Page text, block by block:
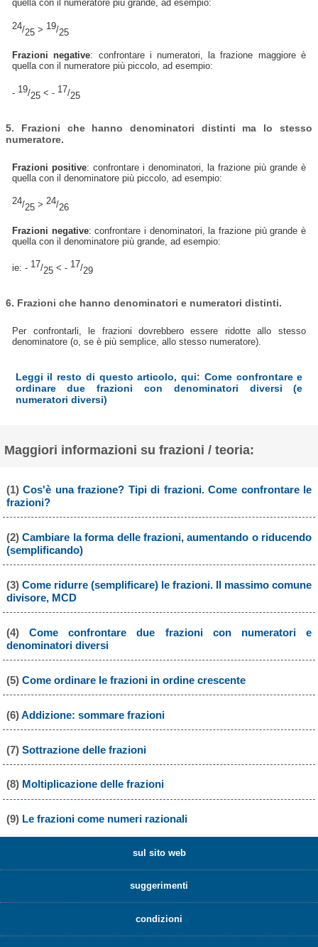
quella con il numeratore più grande, ad esempio:
24/25 > 19/25
Frazioni negative: confrontare i numeratori, la frazione maggiore è
quella con il numeratore più piccolo, ad esempio:
- 19/25 < - 17/25
5. Frazioni che hanno denominatori distinti ma lo stesso
numeratore.
Frazioni positive: confrontare i denominatori, la frazione più grande è
quella con il denominatore più piccolo, ad esempio:
24/25 >24/26
Frazioni negative: confrontare i denominatori, la frazione più grande è
quella con il denominatore più grande, ad esempio:
ie: - 17/25 < - 17/29
6. Frazioni che hanno denominatori e numeratori distinti.
Per confrontarli, le frazioni dovrebbero essere ridotte allo stesso
denominatore (o, se è più semplice, allo stesso numeratore).
Leggi il resto di questo articolo, qui: Come confrontare e
ordinare due frazioni con denominatori diversi (e
numeratori diversi)
Maggiori informazioni su frazioni / teoria:
(1)Cos'è una frazione? Tipi di frazioni. Come confrontare le
frazioni?
(2)Cambiare la forma delle frazioni, aumentando o riducendo
(semplificando)
(3) Come ridurre (semplificare) le frazioni. Il massimo comune
divisore, MCD
(4) Come confrontare due frazioni con numeratori e
denominatori diversi
(5) Come ordinare le frazioni in ordine crescente
(6)Addizione: sommare frazioni
(7) Sottrazione delle frazioni
(8) Moltiplicazione delle frazioni
(9) Le frazioni come numeri razionali
sul sito web
suggerimenti
condizioni